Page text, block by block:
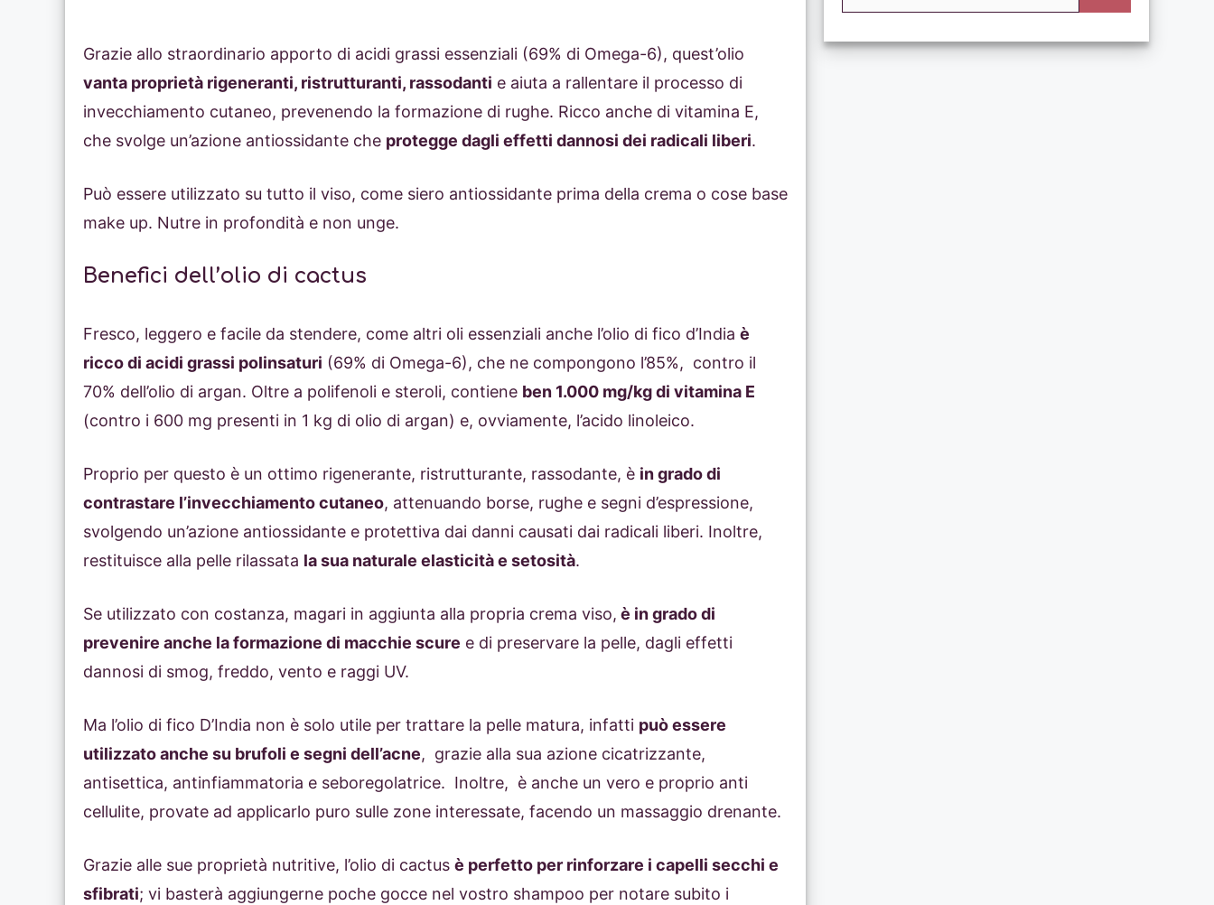
Grazie allo straordinario apporto di acidi grassi essenziali (69% di Omega-6), quest’olio
vanta proprietà rigeneranti, ristrutturanti, rassodanti e aiuta a rallentare il processo di
invecchiamento cutaneo, prevenendo la formazione di rughe. Ricco anche di vitamina E,
che svolge un’azione antiossidante che protegge dagli effetti dannosi dei radicali liberi.
Può essere utilizzato su tutto il viso, come siero antiossidante prima della crema o cose base
make up. Nutre in profondità e non unge.
Benefici dell’olio di cactus
Fresco, leggero e facile da stendere, come altri oli essenziali anche l’olio di fico d’India è
ricco di acidi grassi polinsaturi (69% di Omega-6), che ne compongono l’85%, contro il
70% dell’olio di argan. Oltre a polifenoli e steroli, contiene ben 1.000 mg/kg di vitamina E
(contro i 600 mg presenti in 1 kg di olio di argan) e, ovviamente, l’acido linoleico.
Proprio per questo è un ottimo rigenerante, ristrutturante, rassodante, è in grado di
contrastare l’invecchiamento cutaneo, attenuando borse, rughe e segni d’espressione,
svolgendo un’azione antiossidante e protettiva dai danni causati dai radicali liberi. Inoltre,
restituisce alla pelle rilassata la sua naturale elasticità e setosità.
Se utilizzato con costanza, magari in aggiunta alla propria crema viso, è in grado di
prevenire anche la formazione di macchie scure e di preservare la pelle, dagli effetti
dannosi di smog, freddo, vento e raggi UV.
Ma l’olio di fico D’India non è solo utile per trattare la pelle matura, infatti può essere
utilizzato anche su brufoli e segni dell’acne, grazie alla sua azione cicatrizzante,
antisettica, antinfiammatoria e seboregolatrice. Inoltre, è anche un vero e proprio anti
cellulite, provate ad applicarlo puro sulle zone interessate, facendo un massaggio drenante.
Grazie alle sue proprietà nutritive, l’olio di cactus è perfetto per rinforzare i capelli secchi e
sfibrati; vi basterà aggiungerne poche gocce nel vostro shampoo per notare subito i